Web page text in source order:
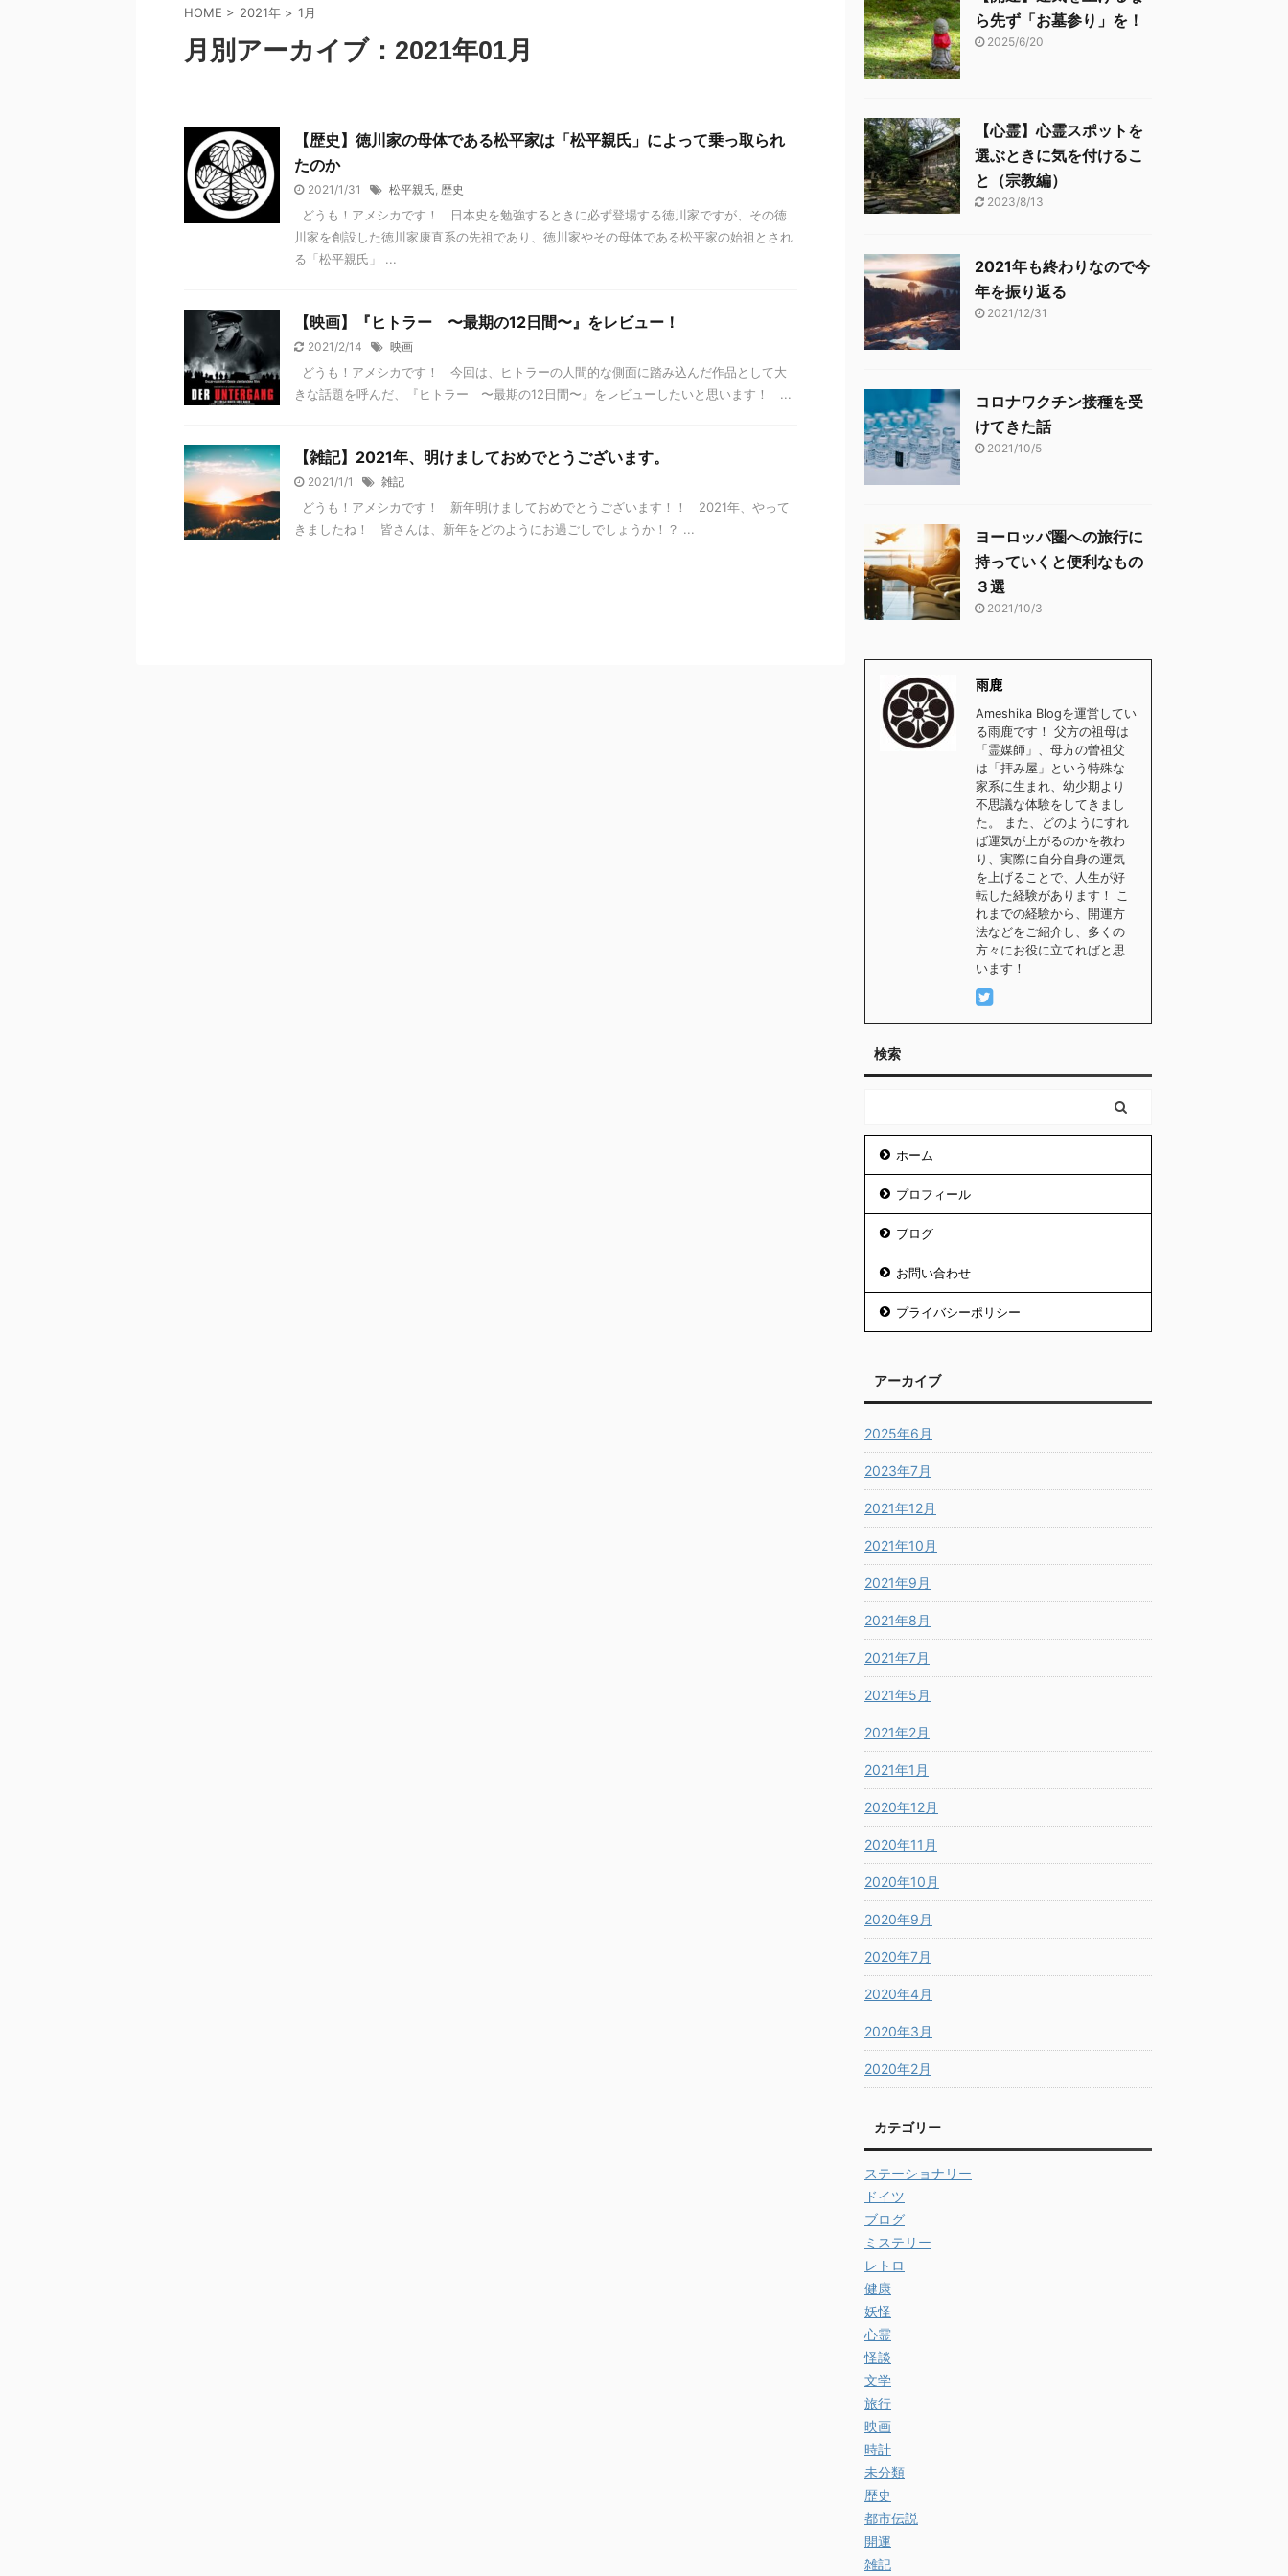
HOME > 2021年 > 1月
月別アーカイブ：2021年01月
【歴史】徳川家の母体である松平家は「松平親氏」によって乗っ取られ
たのか
2021/1/31 松平親氏, 歴史
どうも！アメシカです！ 日本史を勉強するときに必ず登場する徳川家ですが、その徳
川家を創設した徳川家康直系の先祖であり、徳川家やその母体である松平家の始祖とされ
る「松平親氏」 ...
【映画】『ヒトラー 〜最期の12日間〜』をレビュー！
2021/2/14 映画
どうも！アメシカです！ 今回は、ヒトラーの人間的な側面に踏み込んだ作品として大
きな話題を呼んだ、『ヒトラー 〜最期の12日間〜』をレビューしたいと思います！ ...
【雑記】2021年、明けましておめでとうございます。
2021/1/1 雑記
どうも！アメシカです！ 新年明けましておめでとうございます！！ 2021年、やって
きましたね！ 皆さんは、新年をどのようにお過ごしでしょうか！？ ...
ら先ず「お墓参り」を！
2025/6/20
【心霊】心霊スポットを
選ぶときに気を付けるこ
と（宗教編）
2023/8/13
2021年も終わりなので今
年を振り返る
2021/12/31
コロナワクチン接種を受
けてきた話
2021/10/5
ヨーロッパ圏への旅行に
持っていくと便利なもの
３選
2021/10/3
雨鹿
Ameshika Blogを運営してい
る雨鹿です！ 父方の祖母は
「霊媒師」、母方の曽祖父
は「拝み屋」という特殊な
家系に生まれ、幼少期より
不思議な体験をしてきまし
た。 また、どのようにすれ
ば運気が上がるのかを教わ
り、実際に自分自身の運気
を上げることで、人生が好
転した経験があります！ こ
れまでの経験から、開運方
法などをご紹介し、多くの
方々にお役に立てればと思
います！
検索
ホーム
プロフィール
ブログ
お問い合わせ
プライバシーポリシー
アーカイブ
2025年6月
2023年7月
2021年12月
2021年10月
2021年9月
2021年8月
2021年7月
2021年5月
2021年2月
2021年1月
2020年12月
2020年11月
2020年10月
2020年9月
2020年7月
2020年4月
2020年3月
2020年2月
カテゴリー
ステーショナリー
ドイツ
ブログ
ミステリー
レトロ
健康
妖怪
心霊
怪談
文学
旅行
映画
時計
未分類
歴史
都市伝説
開運
雑記